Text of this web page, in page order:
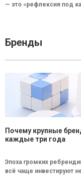
— это «рефлексия под
Бренды
Почему крупные
каждые три года
Эпоха громких
всё чаще инвестируют